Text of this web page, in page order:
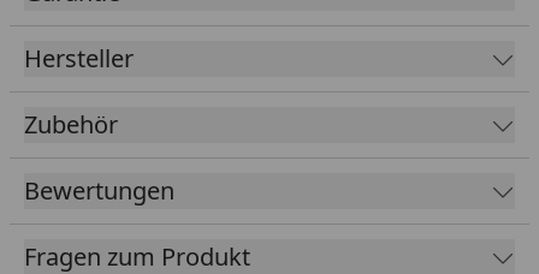
Zusammenarbeit mit der Firma Oase gewähren wir
Ihnen 2 Jahre Garantie.
Benötigen Sie eine kleinere Menge?
Kein Problem!
Bei uns können Sie denSpiralschlauch schwarz als
Meterwarein der von Ihnen benötigen Länge
bestellen.
Hersteller
Zubehör
Bewertungen
Fragen zum Produkt